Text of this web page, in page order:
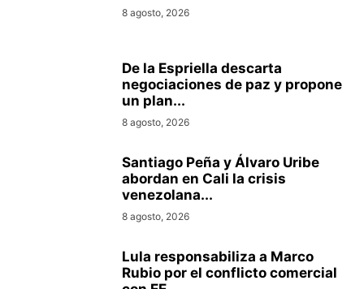
8 agosto, 2026
De la Espriella descarta
negociaciones de paz y propone
un plan...
8 agosto, 2026
Santiago Peña y Álvaro Uribe
abordan en Cali la crisis
venezolana...
8 agosto, 2026
Lula responsabiliza a Marco
Rubio por el conflicto comercial